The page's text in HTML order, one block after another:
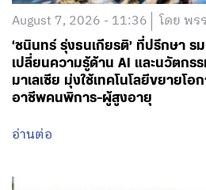
August 7, 2026 - 11:36 โดย พร
‘ชนินทร์ รุ่งธนเกียรติ’ ที่ปรึกษา ร
เปลี่ยนความรู้ด้าน AI และนวัตกร
มาเลเซีย มุ่งใช้เทคโนโลยีขยายโ
อาชีพคนพิการ-ผู้สูงอายุ
อ่านต่อ